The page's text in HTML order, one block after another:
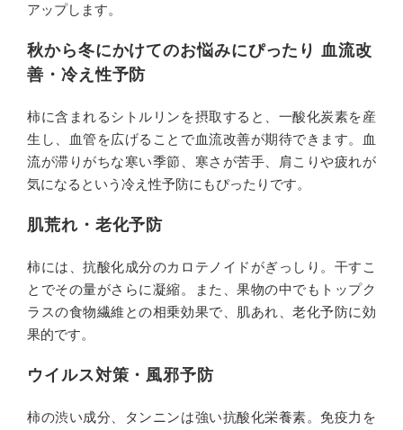
アップします。
秋から冬にかけてのお悩みにぴったり 血流改
善・冷え性予防
柿に含まれるシトルリンを摂取すると、一酸化炭素を産
生し、血管を広げることで血流改善が期待できます。血
流が滞りがちな寒い季節、寒さが苦手、肩こりや疲れが
気になるという冷え性予防にもぴったりです。
肌荒れ・老化予防
柿には、抗酸化成分のカロテノイドがぎっしり。干すこ
とでその量がさらに凝縮。また、果物の中でもトップク
ラスの食物繊維との相乗効果で、肌あれ、老化予防に効
果的です。
ウイルス対策・風邪予防
柿の渋い成分、タンニンは強い抗酸化栄養素。免疫力を